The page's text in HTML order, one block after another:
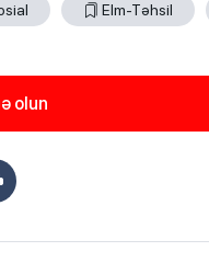
Elm-Təhsil
olun